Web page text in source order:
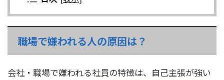
職場で嫌われる人の原因は？
会社・職場で嫌われる社員の特徴は、自己主張が強い